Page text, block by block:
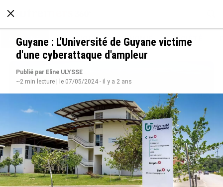
À LA UNE POLITIQUE ECONOMIE SOCIÉTÉ
Guyane : L'Université de Guyane victime
d'une cyberattaque d'ampleur
Publié par Eline ULYSSE
~2 min lecture | le 07/05/2024 - il y a 2 ans